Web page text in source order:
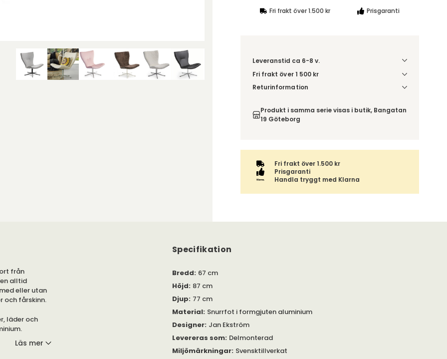
Fri frakt över 1.500 kr Prisgaranti
Leveranstid ca 6-8 v.
Fri frakt över 1 500 kr
Välj utförande via 'Gör dina val' för
Returinformation
omfattas därför inte av ångerrätten.
Produkt i samma serie visas i butik, Bangatan
19 Göteborg
Fri frakt över 1.500 kr
Prisgaranti
Handla tryggt med Klarna
från
alltid
eller utan
och fårskinn.
läder och
Läs mer
Specifikation
Bredd: 67 cm
Höjd: 87 cm
Djup: 77 cm
Material: Snurrfot i formgjuten aluminium
Designer: Jan Ekström
Levereras som: Delmonterad
Miljömärkningar: Svensktillverkat